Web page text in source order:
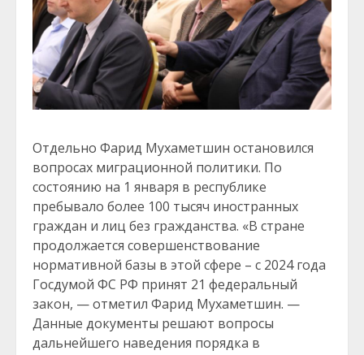
Отдельно Фарид Мухаметшин остановился
вопросах миграционной политики. По
состоянию на 1 января в республике
пребывало более 100 тысяч иностранных
граждан и лиц без гражданства. «В стране
продолжается совершенствование
нормативной базы в этой сфере – с 2024 года
Госдумой ФС РФ принят 21 федеральный
закон, — отметил Фарид Мухаметшин. —
Данные документы решают вопросы
дальнейшего наведения порядка в